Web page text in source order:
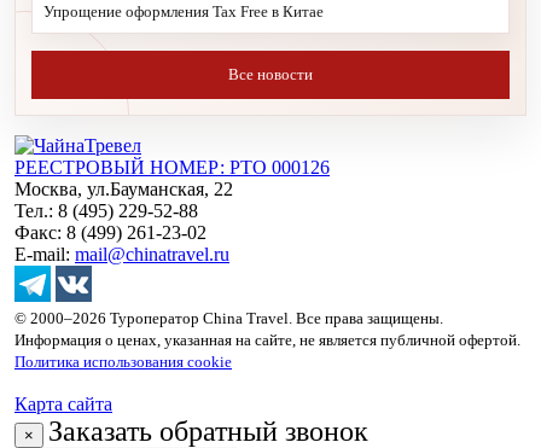
Упрощение оформления Tax Free в Китае
Все новости
РЕЕСТРОВЫЙ НОМЕР: РТО 000126
Москва, ул.Бауманская, 22
Тел.: 8 (495) 229-52-88
Факс: 8 (499) 261-23-02
E-mail: mail@chinatravel.ru
© 2000–2026 Туроператор China Travel. Все права защищены.
Информация о ценах, указанная на сайте, не является публичной офертой.
Политика использования cookie
Карта сайта
× Заказать обратный звонок